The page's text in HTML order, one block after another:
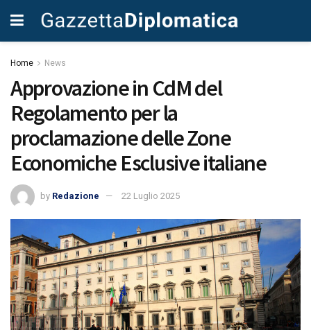
Home News
Approvazione in CdM del
Regolamento per la
proclamazione delle Zone
Economiche Esclusive italiane
by Redazione 22 Luglio 2025